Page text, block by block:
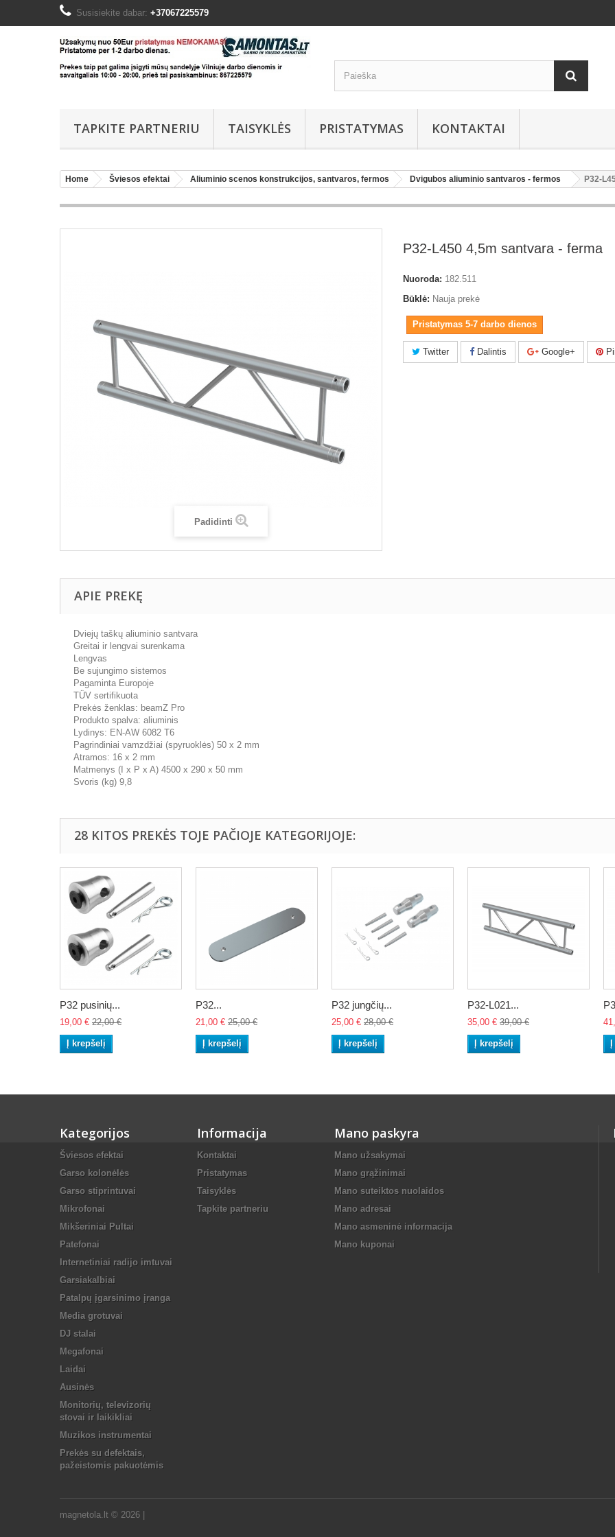
Susisiekite dabar: +37067225579
TAPKITE PARTNERIU TAISYKLĖS PRISTATYMAS KONTAKTAI
Home Šviesos efektai Aliuminio scenos konstrukcijos, santvaros, fermos Dvigubos aliuminio santvaros - fermos P32-
Padidinti
P32-L450 4,5m santvara - ferma
Nuoroda: 182.511
Būklė: Nauja prekė
Pristatymas 5-7 darbo dienos
Twitter Dalintis Google+
APIE PREKĘ
Dviejų taškų aliuminio santvara
Greitai ir lengvai surenkama
Lengvas
Be sujungimo sistemos
Pagaminta Europoje
TÜV sertifikuota
Prekės ženklas: beamZ Pro
Produkto spalva: aliuminis
Lydinys: EN-AW 6082 T6
Pagrindiniai vamzdžiai (spyruoklės) 50 x 2 mm
Atramos: 16 x 2 mm
Matmenys (I x P x A) 4500 x 290 x 50 mm
Svoris (kg) 9,8
28 KITOS PREKĖS TOJE PAČIOJE KATEGORIJOJE:
P32 pusinių...
19,00 € 22,00 €
Į krepšelį
P32...
21,00 € 25,00 €
Į krepšelį
P32 jungčių...
25,00 € 28,00 €
Į krepšelį
P32-L021...
35,00 € 39,00 €
Į krepšelį
Kategorijos
Šviesos efektai
Garso kolonėlės
Garso stiprintuvai
Mikrofonai
Mikšeriniai Pultai
Patefonai
Internetiniai radijo imtuvai
Garsiakalbiai
Patalpų įgarsinimo įranga
Media grotuvai
DJ stalai
Megafonai
Laidai
Ausinės
Monitorių, televizorių
stovai ir laikikliai
Muzikos instrumentai
Prekės su defektais,
pažeistomis pakuotėmis
Informacija
Kontaktai
Pristatymas
Taisyklės
Tapkite partneriu
magnetola.lt © 2026
Mano paskyra
Mano užsakymai
Mano grąžinimai
Mano suteiktos nuolaidos
Mano adresai
Mano asmeninė informacija
Mano kuponai